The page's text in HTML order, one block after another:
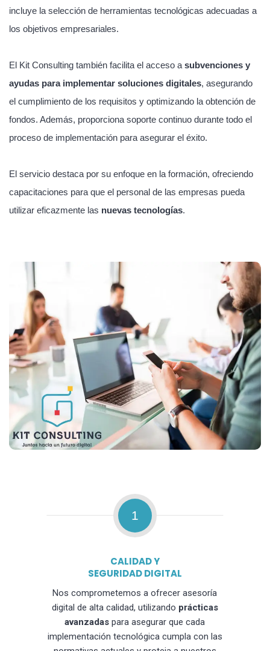
incluye la selección de herramientas tecnológicas adecuadas a
los objetivos empresariales.
El Kit Consulting también facilita el acceso a subvenciones y
ayudas para implementar soluciones digitales, asegurando
el cumplimiento de los requisitos y optimizando la obtención de
fondos. Además, proporciona soporte continuo durante todo el
proceso de implementación para asegurar el éxito.
El servicio destaca por su enfoque en la formación, ofreciendo
capacitaciones para que el personal de las empresas pueda
utilizar eficazmente las nuevas tecnologías.
1
CALIDAD Y
SEGURIDAD DIGITAL
Nos comprometemos a ofrecer asesoría
digital de alta calidad, utilizando prácticas
avanzadas para asegurar que cada
implementación tecnológica cumpla con las